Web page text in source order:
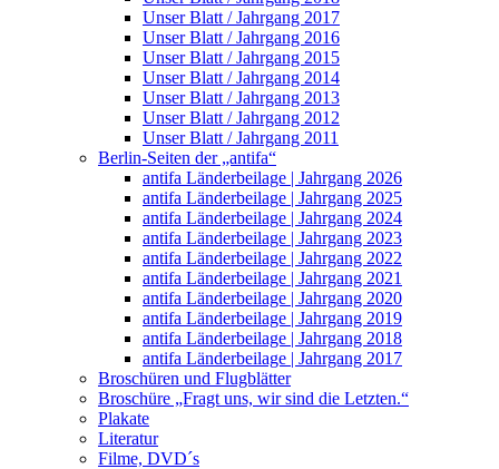
Unser Blatt / Jahrgang 2017
Unser Blatt / Jahrgang 2016
Unser Blatt / Jahrgang 2015
Unser Blatt / Jahrgang 2014
Unser Blatt / Jahrgang 2013
Unser Blatt / Jahrgang 2012
Unser Blatt / Jahrgang 2011
Berlin-Seiten der „antifa“
antifa Länderbeilage | Jahrgang 2026
antifa Länderbeilage | Jahrgang 2025
antifa Länderbeilage | Jahrgang 2024
antifa Länderbeilage | Jahrgang 2023
antifa Länderbeilage | Jahrgang 2022
antifa Länderbeilage | Jahrgang 2021
antifa Länderbeilage | Jahrgang 2020
antifa Länderbeilage | Jahrgang 2019
antifa Länderbeilage | Jahrgang 2018
antifa Länderbeilage | Jahrgang 2017
Broschüren und Flugblätter
Broschüre „Fragt uns, wir sind die Letzten.“
Plakate
Literatur
Filme, DVD´s